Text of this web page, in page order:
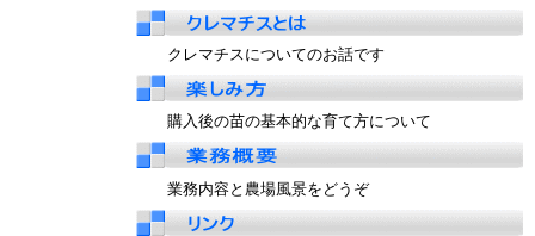
クレマチスについてのお話です
購入後の苗の基本的な育て方について
業務内容と農場風景をどうぞ